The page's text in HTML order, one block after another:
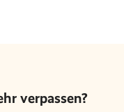
verpassen?